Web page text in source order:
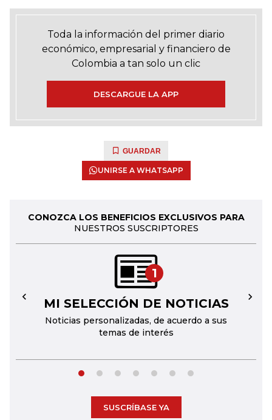
Toda la información del primer diario
económico, empresarial y financiero de
Colombia a tan solo un clic
DESCARGUE LA APP
GUARDAR
UNIRSE A WHATSAPP
CONOZCA LOS BENEFICIOS EXCLUSIVOS PARA
NUESTROS SUSCRIPTORES
1
MI SELECCIÓN DE NOTICIAS
Noticias personalizadas, de acuerdo a sus
temas de interés
← →
SUSCRÍBASE YA